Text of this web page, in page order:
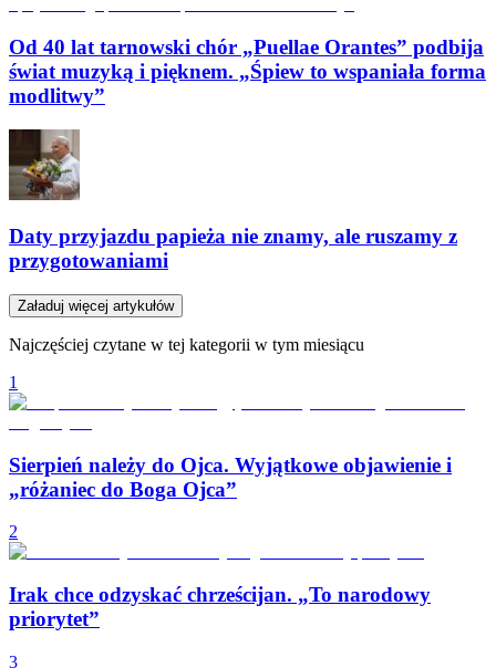
Od 40 lat tarnowski chór „Puellae Orantes” podbija
świat muzyką i pięknem. „Śpiew to wspaniała forma
modlitwy”
Daty przyjazdu papieża nie znamy, ale ruszamy z
przygotowaniami
Załaduj więcej artykułów
Najczęściej czytane w tej kategorii w tym miesiącu
1
Sierpień należy do Ojca. Wyjątkowe objawienie i
„różaniec do Boga Ojca”
2
Irak chce odzyskać chrześcijan. „To narodowy
priorytet”
3